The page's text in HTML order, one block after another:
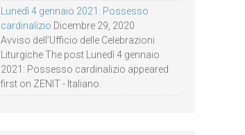
Lunedì 4 gennaio 2021: Possesso
cardinalizio Dicembre 29, 2020
Avviso dell’Ufficio delle Celebrazioni
Liturgiche The post Lunedì 4 gennaio
2021: Possesso cardinalizio appeared
first on ZENIT - Italiano.